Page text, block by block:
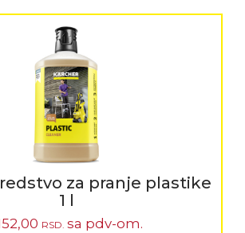
za pranje plastike
1 l
RSD. sa pdv-om.